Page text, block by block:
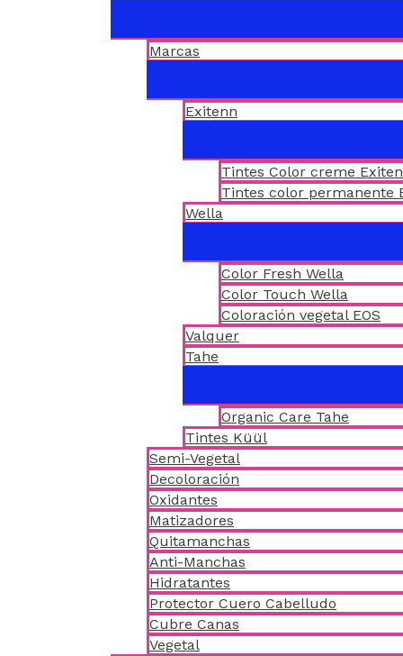
Marcas
Exitenn
Tintes Color creme
Tintes color permanente
Wella
Color Fresh Wella
Color Touch Wella
Coloración vegetal EOS
Valquer
Tahe
Organic Care Tahe
Tintes Küül
Semi-Vegetal
Decoloración
Oxidantes
Matizadores
Quitamanchas
Anti-Manchas
Hidratantes
Protector Cuero Cabelludo
Cubre Canas
Vegetal